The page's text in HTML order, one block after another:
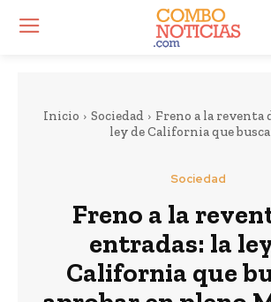
Inicio Sociedad
Freno a la reventa
ley de California que
Sociedad
Freno a la
entradas: la
California que